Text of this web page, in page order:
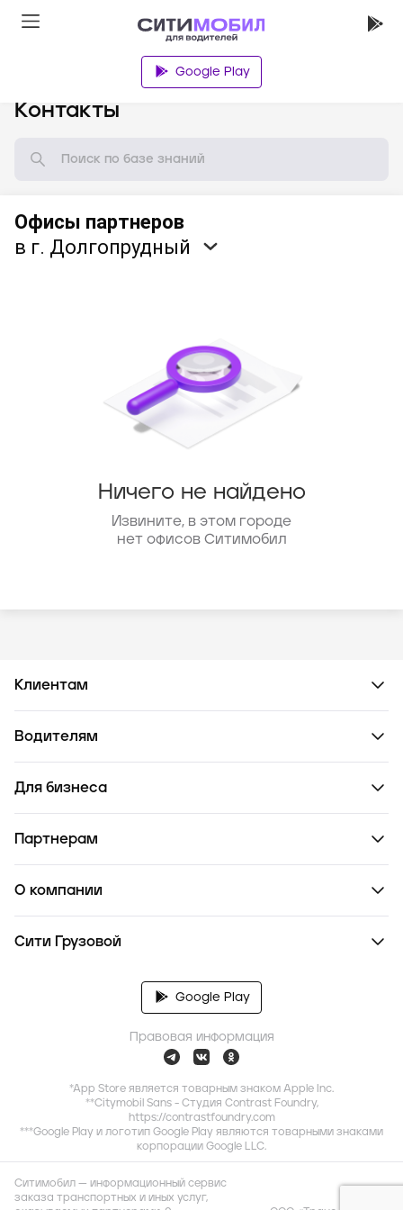
Google Play
Контакты
Офисы партнеров
в г. Долгопрудный
Ничего не найдено
Извините, в этом городе
нет офисов Ситимобил
Клиентам
Водителям
Для бизнеса
Партнерам
О компании
Сити Грузовой
Google Play
Правовая информация
*App Store является товарным знаком Apple Inc.
**Citymobil Sans - Студия Contrast Foundry,
https://contrastfoundry.com
***Google Play и логотип Google Play являются товарными знаками
корпорации Google LLC.
Ситимобил — информационный сервис
заказа транспортных и иных услуг,